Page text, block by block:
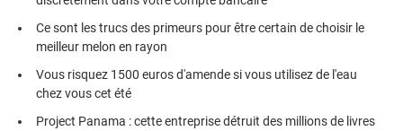
Ce sont les trucs des primeurs pour être certain de choisir le
meilleur melon en rayon
Vous risquez 1500 euros d'amende si vous utilisez de l'eau
chez vous cet été
Project Panama : cette entreprise détruit des millions de livres